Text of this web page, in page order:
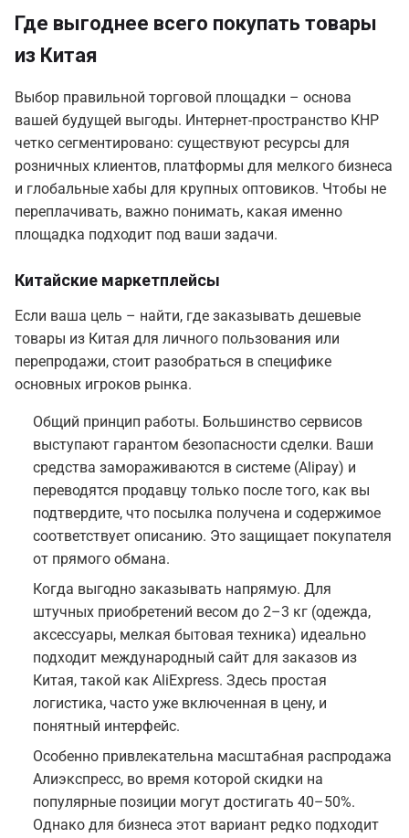
Где выгоднее всего покупать товары
из Китая
Выбор правильной торговой площадки – основа
вашей будущей выгоды. Интернет-пространство КНР
четко сегментировано: существуют ресурсы для
розничных клиентов, платформы для мелкого бизнеса
и глобальные хабы для крупных оптовиков. Чтобы не
переплачивать, важно понимать, какая именно
площадка подходит под ваши задачи.
Китайские маркетплейсы
Если ваша цель – найти, где заказывать дешевые
товары из Китая для личного пользования или
перепродажи, стоит разобраться в специфике
основных игроков рынка.
Общий принцип работы. Большинство сервисов
выступают гарантом безопасности сделки. Ваши
средства замораживаются в системе (Alipay) и
переводятся продавцу только после того, как вы
подтвердите, что посылка получена и содержимое
соответствует описанию. Это защищает покупателя
от прямого обмана.
Когда выгодно заказывать напрямую. Для
штучных приобретений весом до 2–3 кг (одежда,
аксессуары, мелкая бытовая техника) идеально
подходит международный сайт для заказов из
Китая, такой как AliExpress. Здесь простая
логистика, часто уже включенная в цену, и
понятный интерфейс.
Особенно привлекательна масштабная распродажа
Алиэкспресс, во время которой скидки на
популярные позиции могут достигать 40–50%.
Однако для бизнеса этот вариант редко подходит